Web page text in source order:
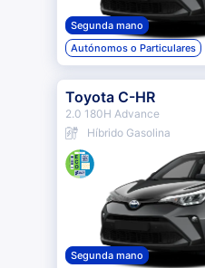
Segunda mano
Autónomos o Particulares
Toyota C-HR
2.0 180H Advance
Híbrido Gasolina
Segunda mano